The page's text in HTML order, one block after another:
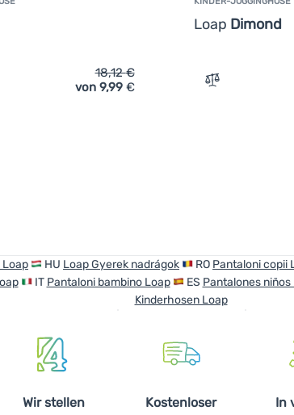
'Kinder-Jogginghose Loap Disindi' hinzufügen
18,12€
von 9,99 €
Loap Dimond
Zum
HU Loap Gyerek nadrágok RO Pantaloni copii
IT Pantaloni bambino Loap ES Pantalones niños
Kinderhosen Loap
Wir stellen
Kostenloser
In